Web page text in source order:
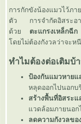
การกักขังน้องแมวไว้ภ
ตัว การจำกัดอิสระอา
ด้ว ตะแกรงเหล็กฉีก
ดยไม่ต้องกังวลว่าจะห
ทำไมต้องต่อเติมบ้
ป้องกันแมวหายแ
หลุดออกไปนอกบ
สร้างพื้นที่อิสระแ
วดล้อมภายนอก
ลดความกังวลขอ